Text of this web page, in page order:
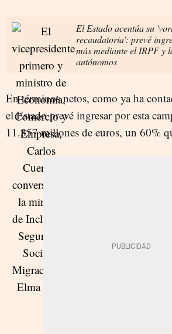
El Estado acentúa su
recaudatoria': prevé
más mediante el IRPF y
autónomos
En términos netos, como ya ha
el Estado prevé ingresar por esta
11.357 millones de euros, un 60%